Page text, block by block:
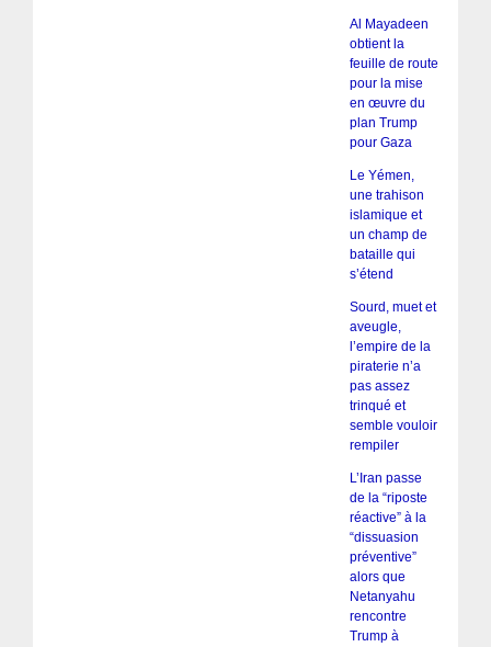
Al Mayadeen
obtient la
feuille de route
pour la mise
en œuvre du
plan Trump
pour Gaza
Le Yémen,
une trahison
islamique et
un champ de
bataille qui
s’étend
Sourd, muet et
aveugle,
l’empire de la
piraterie n’a
pas assez
trinqué et
semble vouloir
rempiler
L’Iran passe
de la “riposte
réactive” à la
“dissuasion
préventive”
alors que
Netanyahu
rencontre
Trump à